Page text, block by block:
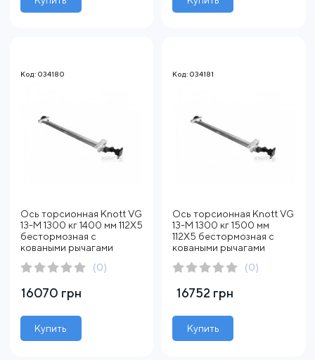
Код: 034180
Ось торсионная Knott VG
13-M 1300 кг 1400 мм 112Х5
бестормозная с
коваными рычагами
(0)
16070 грн
Купить
Код: 034181
Ось торсионная Knott VG
13-M 1300 кг 1500 мм
112X5 бестормозная с
коваными рычагами
(0)
16752 грн
Купить